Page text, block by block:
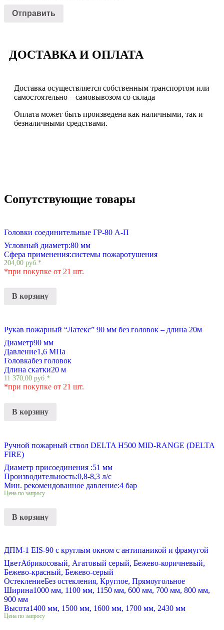
ДОСТАВКА И ОПЛАТА
Доставка осуществляется собственным транспортом или
самостоятельно – самовывозом со склада
Оплата может быть произведена как наличными, так и
безналичными средствами.
Сопутствующие товары
Головки соединительные ГР-80 А-П
Условный диаметр:80 мм
Сфера применения:системы пожаротушения
204,00 руб. *
*при покупке от 21 шт.
В корзину
Рукав пожарный “Латекс” 90 мм без головок – длина 20м
Диаметр90 мм
Давление1,6 МПа
Головкабез головок
Длина скатки20 м
11 370,00 руб.*
*при покупке от 21 шт.
В корзину
Ручной пожарный ствол DELTA H500 MID-RANGE (DELTA
FIRE)
Диаметр присоединения :51 мм
Производительность:0,8-8,3 л/с
Мин. рекомендованное давление:4 бар
Цена по запросу
В корзину
ДПМ-1 EIS-90 с круглым окном с антипаникой и фрамугой
ЦветАбрикосовый, Агатовый серый, Бежево-коричневый,
Бежево-красный, Бежево-серый
ОстеклениеБез остекления, Круглое, Прямоугольное
Ширина1000 мм, 1100 мм, 1150 мм, 600 мм, 700 мм, 800 мм,
900 мм
Высота1400 мм, 1500 мм, 1600 мм, 1700 мм, 2430 мм
Цена по запросу